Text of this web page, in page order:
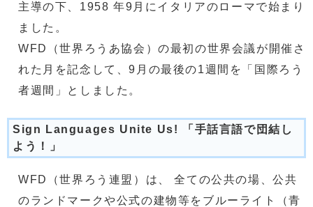
主導の下、1958 年9月にイタリアのローマで始まり
ました。
WFD（世界ろうあ協会）の最初の世界会議が開催さ
れた月を記念して、9月の最後の1週間を「国際ろう
者週間」としました。
Sign Languages Unite Us! 「手話言語で団結し
よう！」
WFD（世界ろう連盟）は、 全ての公共の場、公共
のランドマークや公式の建物等をブルーライト（青